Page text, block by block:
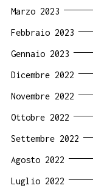
Marzo 2023
Febbraio 2023
Gennaio 2023
Dicembre 2022
Novembre 2022
Ottobre 2022
Settembre 2022
Agosto 2022
Luglio 2022